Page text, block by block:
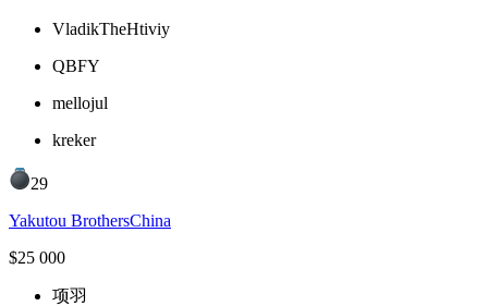
VladikTheHtiviy
QBFY
mellojul
kreker
29
Yakutou BrothersChina
$25 000
项羽